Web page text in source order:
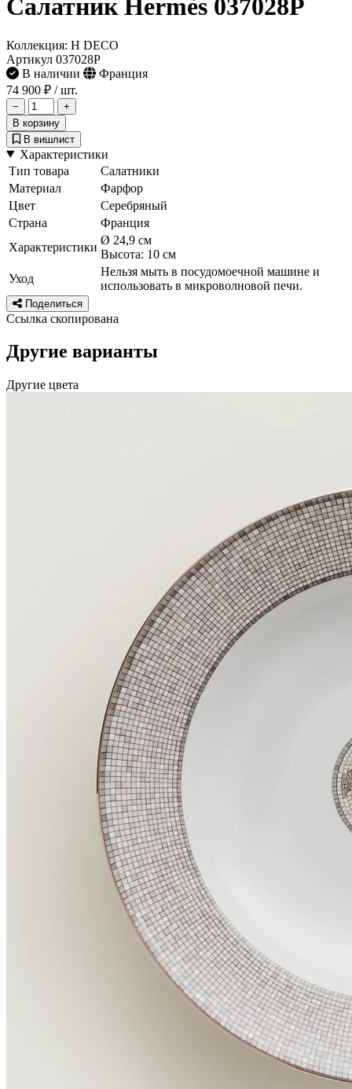
Салатник Hermès 037028P
Коллекция: H DECO
Артикул 037028P
В наличии
Франция
74 900 ₽ / шт.
−
+
В корзину
В вишлист
Характеристики
Тип товара
Салатники
Материал
Фарфор
Цвет
Серебряный
Страна
Франция
Характеристики
Ø 24,9 см
Высота: 10 см
Уход
Нельзя мыть в посудомоечной машине и
использовать в микроволновой печи.
Поделиться
Ссылка скопирована
Другие варианты
Другие цвета